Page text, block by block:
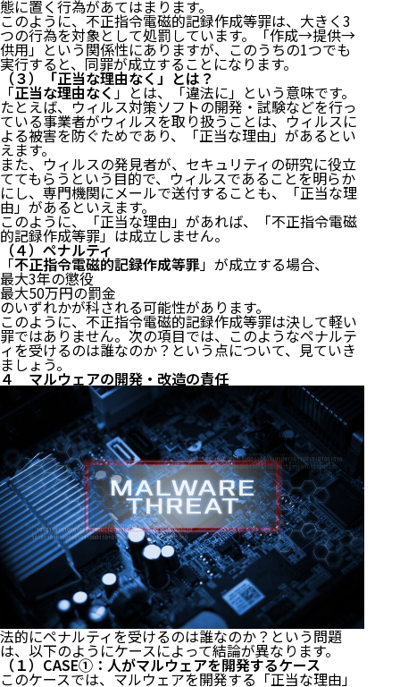
態に置く行為があてはまります。
このように、不正指令電磁的記録作成等罪は、大きく3
つの行為を対象として処罰しています。「作成→提供→
供用」という関係性にありますが、このうちの1つでも
実行すると、同罪が成立することになります。
（３）「正当な理由なく」とは？
「正当な理由なく」とは、「違法に」という意味です。
たとえば、ウィルス対策ソフトの開発・試験などを行っ
ている事業者がウィルスを取り扱うことは、ウィルスに
よる被害を防ぐためであり、「正当な理由」があるとい
えます。
また、ウィルスの発見者が、セキュリティの研究に役立
ててもらうという目的で、ウィルスであることを明らか
にし、専門機関にメールで送付することも、「正当な理
由」があるといえます。
このように、「正当な理由」があれば、「不正指令電磁
的記録作成等罪」は成立しません。
（４）ペナルティ
「不正指令電磁的記録作成等罪」が成立する場合、
最大3年の懲役
最大50万円の罰金
のいずれかが科される可能性があります。
このように、不正指令電磁的記録作成等罪は決して軽い
罪ではありません。次の項目では、このようなペナルテ
ィを受けるのは誰なのか？という点について、見ていき
ましょう。
４ マルウェアの開発・改造の責任
法的にペナルティを受けるのは誰なのか？という問題
は、以下のようにケースによって結論が異なります。
（１）CASE①：人がマルウェアを開発するケース
このケースでは、マルウェアを開発する「正当な理由」